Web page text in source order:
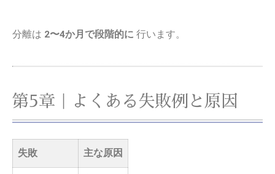
分離は 2〜4か月で段階的に 行います。
第5章｜よくある失敗例と原因
失敗 主な原因